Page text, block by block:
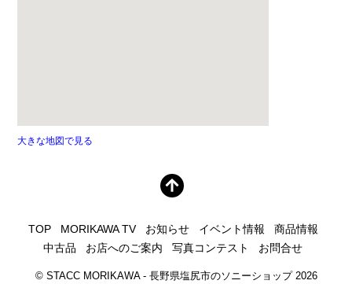
大きな地図で見る
TOP MORIKAWA TV お知らせ イベント情報
商品情報
中古品
お店へのご案内 写真コンテスト お問合せ
© STACC MORIKAWA - 長野県塩尻市のソニーショップ2026